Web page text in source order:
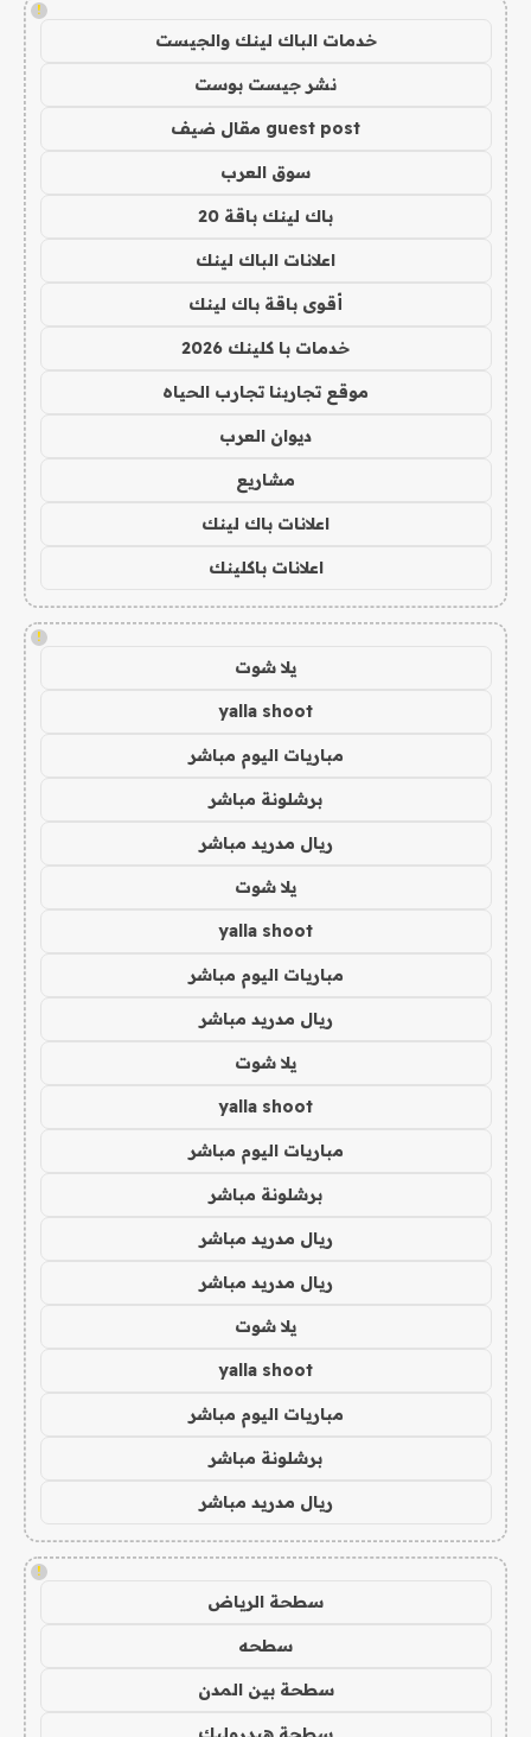
!
خدمات الباك لينك والجيست
نشر جيست بوست
guest post مقال ضيف
سوق العرب
باك لينك باقة 20
اعلانات الباك لينك
أقوى باقة باك لينك
خدمات با كلينك 2026
موقع تجاربنا تجارب الحياه
ديوان العرب
مشاريع
اعلانات باك لينك
اعلانات باكلينك
!
يلا شوت
yalla shoot
مباريات اليوم مباشر
برشلونة مباشر
ريال مدريد مباشر
يلا شوت
yalla shoot
مباريات اليوم مباشر
ريال مدريد مباشر
يلا شوت
yalla shoot
مباريات اليوم مباشر
برشلونة مباشر
ريال مدريد مباشر
ريال مدريد مباشر
يلا شوت
yalla shoot
مباريات اليوم مباشر
برشلونة مباشر
ريال مدريد مباشر
!
سطحة الرياض
سطحه
سطحة بين المدن